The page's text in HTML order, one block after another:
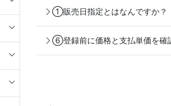
①販売日指定とはなんですか？
⑥登録前に価格と支払単価を確